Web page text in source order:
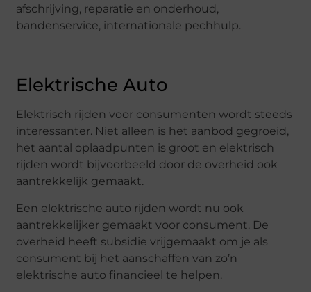
afschrijving, reparatie en onderhoud,
bandenservice, internationale pechhulp.
Elektrische Auto
Elektrisch rijden voor consumenten wordt steeds
interessanter. Niet alleen is het aanbod gegroeid,
het aantal oplaadpunten is groot en elektrisch
rijden wordt bijvoorbeeld door de overheid ook
aantrekkelijk gemaakt.
Een elektrische auto rijden wordt nu ook
aantrekkelijker gemaakt voor consument. De
overheid heeft subsidie vrijgemaakt om je als
consument bij het aanschaffen van zo’n
elektrische auto financieel te helpen.